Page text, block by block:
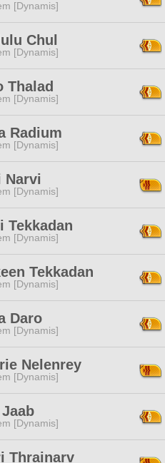
[Dynamis]
Chul
[Dynamis]
Thalad
[Dynamis]
Radium
[Dynamis]
Narvi
[Dynamis]
Tekkadan
[Dynamis]
Tekkadan
[Dynamis]
Daro
[Dynamis]
Nelenrey
[Dynamis]
[Dynamis]
Thrainarv